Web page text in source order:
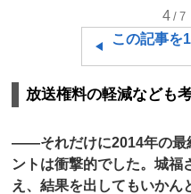
4 /7
この記事を
放送権料の軽減なども
――それだけに2014年の最
ントは衝撃的でした。城福
え、結果を出してもいかん